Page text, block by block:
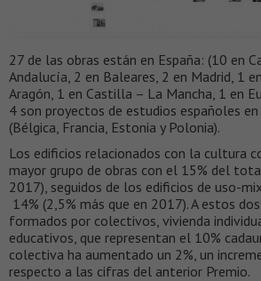
27 de las obras están en España: (10 en
Andalucía, 2 en Baleares, 2 en Madrid, 1
Aragón, 1 en Castilla – La Mancha, 1 en
4 son proyectos de estudios españoles
(Bélgica, Francia, Estonia y Polonia).
Los edificios relacionados con la cultura
mayor grupo de obras con el 15% del
2017), seguidos de los edificios de uso-
14% (2,5% más que en 2017). A estos
formados por colectivos, vivienda
educativos, que representan el 10%
colectiva ha aumentado un 2%, un
respecto a las cifras del anterior Premio.